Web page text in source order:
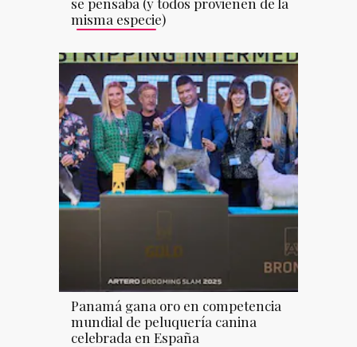
misma especie)
Panamá gana oro en competencia
mundial de peluquería canina
celebrada en España